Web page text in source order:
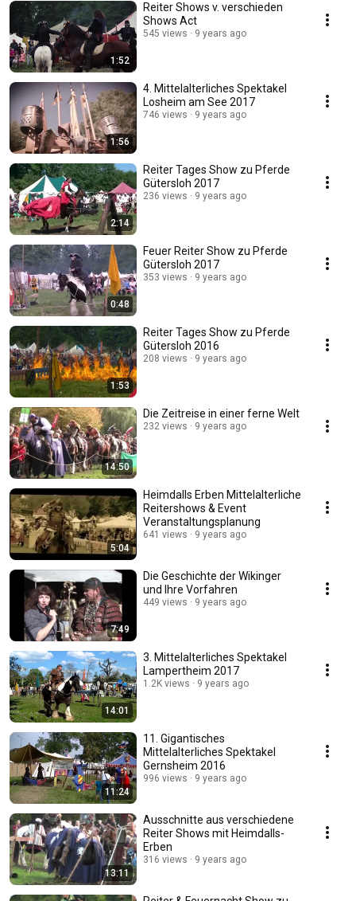
1:52
Reiter Shows v. verschieden
Shows Act
545 views 9 years ago
1:56
4. Mittelalterliches Spektakel
Losheim am See 2017
746 views 9 years ago
2:14
Reiter Tages Show zu Pferde
Gütersloh 2017
236 views 9 years ago
0:48
Feuer Reiter Show zu Pferde
Gütersloh 2017
353 views 9 years ago
1:53
Reiter Tages Show zu Pferde
Gütersloh 2016
208 views 9 years ago
14:50
Die Zeitreise in einer ferne Welt
232 views 9 years ago
5:04
Heimdalls Erben Mittelalterliche
Reitershows & Event
Veranstaltungsplanung
641 views 9 years ago
7:49
Die Geschichte der Wikinger
und Ihre Vorfahren
449 views 9 years ago
14:01
3. Mittelalterliches Spektakel
Lampertheim 2017
1.2K views 9 years ago
11:24
11. Gigantisches
Mittelalterliches Spektakel
Gernsheim 2016
996 views 9 years ago
13:11
Ausschnitte aus verschiedene
Reiter Shows mit Heimdalls-
Erben
316 views 9 years ago